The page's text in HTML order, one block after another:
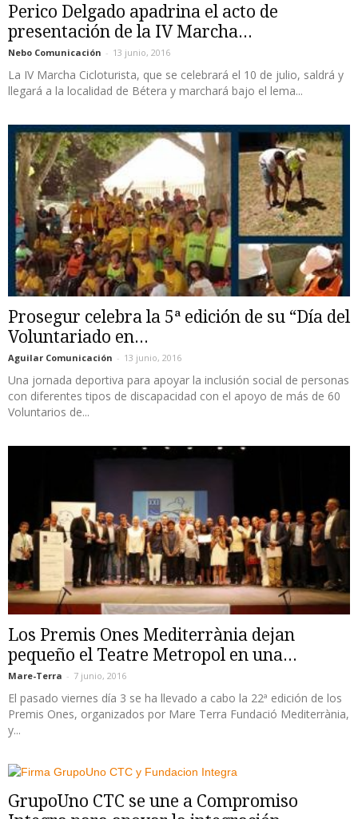
Perico Delgado apadrina el acto de
presentación de la IV Marcha...
Nebo Comunicación - 13 junio, 2016
La IV Marcha Cicloturista, que se celebrará el 10 de julio, saldrá y
llegará a la localidad de Bétera y marchará bajo el lema...
Prosegur celebra la 5ª edición de su “Día del
Voluntariado en...
Aguilar Comunicación - 13 junio, 2016
Una jornada deportiva para apoyar la inclusión social de personas
con diferentes tipos de discapacidad con el apoyo de más de 60
Voluntarios de...
Los Premis Ones Mediterrània dejan
pequeño el Teatre Metropol en una...
Mare-Terra - 7 junio, 2016
El pasado viernes día 3 se ha llevado a cabo la 22ª edición de los
Premis Ones, organizados por Mare Terra Fundació Mediterrània,
y...
GrupoUno CTC se une a Compromiso